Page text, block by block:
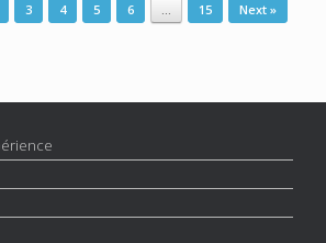
3 4 5 6 … 15 Next »